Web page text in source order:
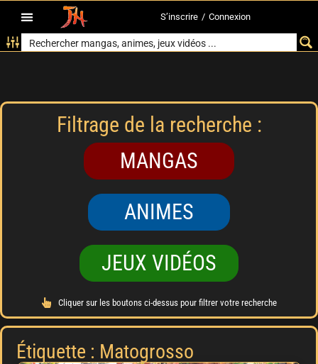
S’inscrire / Connexion
Filtrage de la recherche :
MANGAS
ANIMES
JEUX VIDÉOS
Cliquer sur les boutons ci-dessus pour filtrer votre recherche
Étiquette : Matogrosso